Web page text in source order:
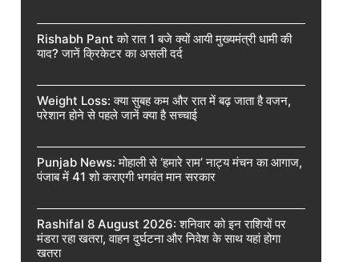
Rishabh Pant को रात 1 बजे क्यों आयी मुख्यमंत्री धामी की
याद? जानें क्रिकेटर का असली दर्द
Weight Loss: क्या सुबह कम और रात में बढ़ जाता है वजन,
परेशान होने से पहले जानें क्या है सच्चाई
Punjab News: मोहाली से ‘हमारे राम’ नाट्य मंचन का आगाज,
पंजाब में 41 शो कराएगी भगवंत मान सरकार
Rashifal 8 August 2026: शनिवार को इन राशियों पर
मंडरा रहा खतरा, वाहन दुर्घटना और निवेश के साथ यहां होगा
खतरा